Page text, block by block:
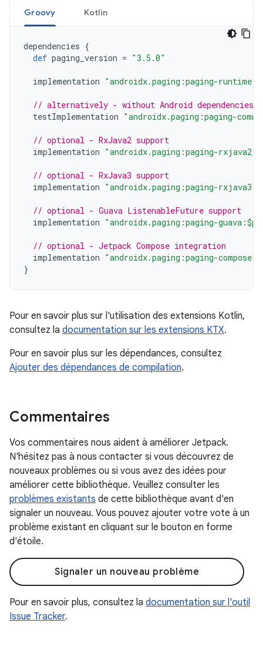
Groovy Kotlin
dependencies {
def paging_version = "3.5.0"
implementation "androidx.paging:paging-
// alternatively - without Android dependencies
testImplementation "androidx.paging:paging-
// optional - RxJava2 support
implementation "androidx.paging:paging-
// optional - RxJava3 support
implementation "androidx.paging:paging-
// optional - Guava ListenableFuture support
implementation "androidx.paging:paging-
// optional - Jetpack Compose integration
implementation "androidx.paging:paging-
}
Pour en savoir plus sur l'utilisation des extensions Kotlin,
consultez la documentation sur les extensions KTX.
Pour en savoir plus sur les dépendances, consultez
Ajouter des dépendances de compilation.
Commentaires
Vos commentaires nous aident à améliorer Jetpack.
N'hésitez pas à nous contacter si vous découvrez de
nouveaux problèmes ou si vous avez des idées pour
améliorer cette bibliothèque. Veuillez consulter les
problèmes existants de cette bibliothèque avant d'en
signaler un nouveau. Vous pouvez ajouter votre vote à un
problème existant en cliquant sur le bouton en forme
d'étoile.
Signaler un nouveau problème
Pour en savoir plus, consultez la documentation sur l'outil
Issue Tracker.